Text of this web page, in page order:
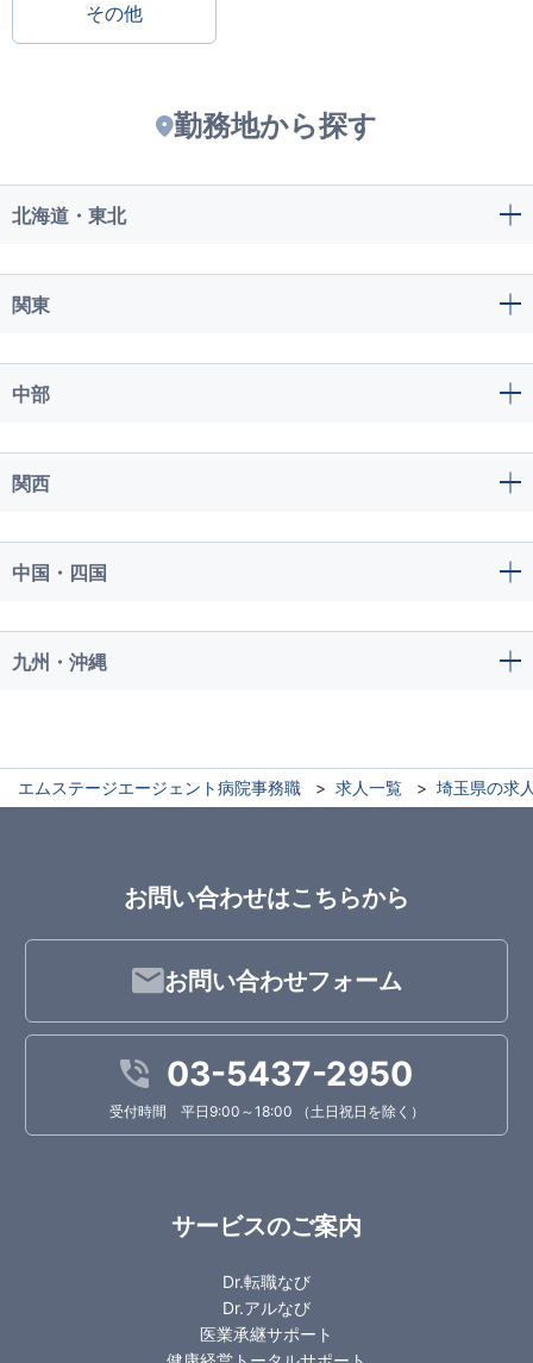
その他
勤務地から探す
北海道・東北
関東
中部
関西
中国・四国
九州・沖縄
エムステージエージェント病院事務職 求人一覧 埼玉県の求
お問い合わせはこちらから
お問い合わせフォーム
03-5437-2950
受付時間 平日9:00～18:00 （土日祝日を除く）
サービスのご案内
Dr.転職なび
Dr.アルなび
医業承継サポート